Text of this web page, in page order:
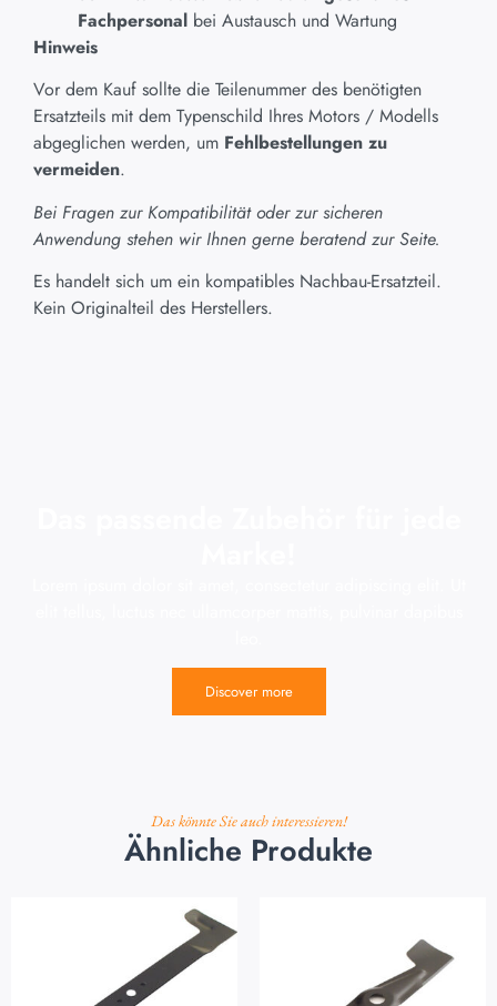
Fachpersonal bei Austausch und Wartung
Hinweis
Vor dem Kauf sollte die Teilenummer des benötigten
Ersatzteils mit dem Typenschild Ihres Motors / Modells
abgeglichen werden, um Fehlbestellungen zu
vermeiden.
Bei Fragen zur Kompatibilität oder zur sicheren
Anwendung stehen wir Ihnen gerne beratend zur Seite.
Es handelt sich um ein kompatibles Nachbau-Ersatzteil.
Kein Originalteil des Herstellers.
Discover more
Das könnte Sie auch interessieren!
Ähnliche Produkte